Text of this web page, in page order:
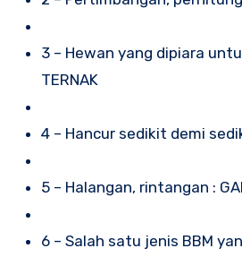
3 – Hewan yang dipiara
TERNAK
4 – Hancur sedikit demi
5 – Halangan, rintangan :
6 – Salah satu jenis BBM